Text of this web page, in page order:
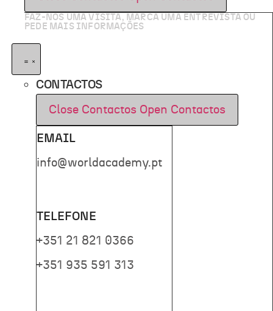
FAZ-NOS UMA VISITA, MARCA UMA ENTREVISTA OU
PEDE MAIS INFORMAÇÕES
CONTACTOS
Close Contactos Open Contactos
EMAIL
info@worldacademy.pt
TELEFONE
+351 21 821 0366
+351 935 591 313